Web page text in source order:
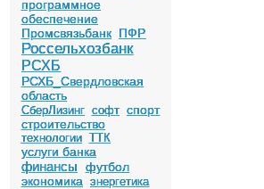
программное
обеспечение
Промсвязьбанк ПФР
Россельхозбанк
РСХБ
РСХБ_Свердловская
область
СберЛизинг софт спорт
строительство
технологии ТТК
услуги банка
финансы
футбол
экономика
энергетика